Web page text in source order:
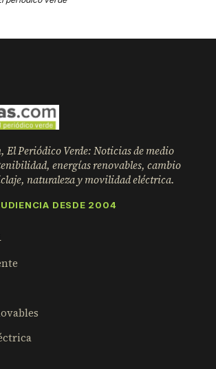
El Periódico Verde: Noticias de medio
energías renovables, cambio
naturaleza y movilidad eléctrica.
DESDE 2004